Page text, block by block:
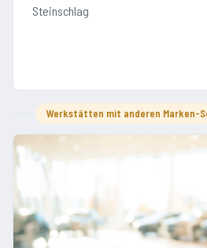
Steinschlag
Werkstätten mit anderen Marken-